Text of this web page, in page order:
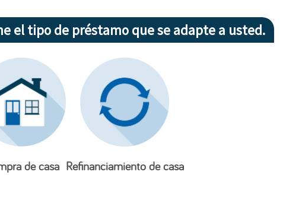
el tipo de préstamo que se adapte a usted.
de casa Refinanciamiento de casa